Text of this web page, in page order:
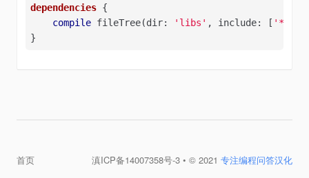
dependencies {
compile fileTree(dir: 'libs' , include: [
}
首页 滇ICP备14007358号-3 • © 2021 专注编程问答汉化